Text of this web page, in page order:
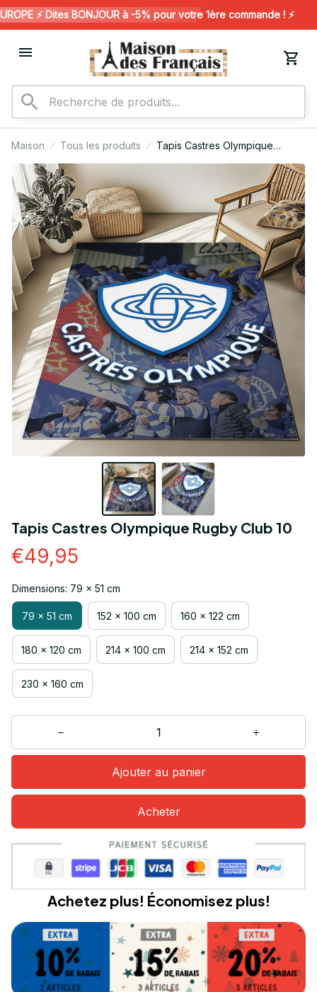
⚡️ Dites BONJOUR à -5% pour votre 1ère commande ! ⚡️
Maison Tous les produits
Tapis Castres Olympique
Rugby Club 10
Tapis Castres Olympique Rugby Club 10
€49,95
Dimensions: 79 x 51 cm
79 x 51 cm 152 x 100 cm 160 x 122 cm
180 x 120 cm 214 x 100 cm 214 x 152 cm
230 x 160 cm
Ajouter au panier
Acheter
Achetez plus! Économisez plus!